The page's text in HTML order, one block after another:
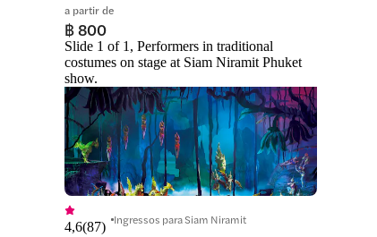
a partir de
฿ 800
Slide 1 of 1, Performers in traditional
costumes on stage at Siam Niramit Phuket
show.
4,6(87) Ingressos para Siam Niramit